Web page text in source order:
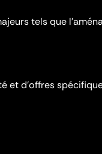
tels que
et d’offres